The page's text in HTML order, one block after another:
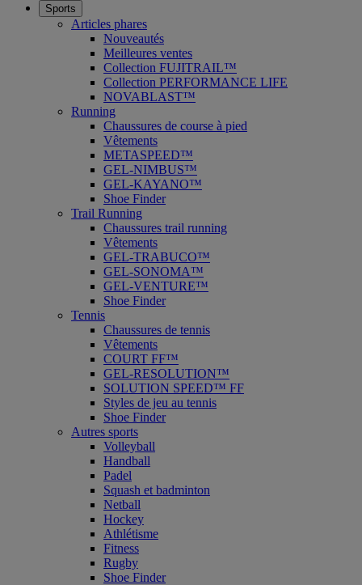
Sports
Articles phares
Nouveautés
Meilleures ventes
Collection FUJITRAIL™
Collection PERFORMANCE LIFE
NOVABLAST™
Running
Chaussures de course à pied
Vêtements
METASPEED™
GEL-NIMBUS™
GEL-KAYANO™
Shoe Finder
Trail Running
Chaussures trail running
Vêtements
GEL-TRABUCO™
GEL-SONOMA™
GEL-VENTURE™
Shoe Finder
Tennis
Chaussures de tennis
Vêtements
COURT FF™
GEL-RESOLUTION™
SOLUTION SPEED™ FF
Styles de jeu au tennis
Shoe Finder
Autres sports
Volleyball
Handball
Padel
Squash et badminton
Netball
Hockey
Athlétisme
Fitness
Rugby
Shoe Finder